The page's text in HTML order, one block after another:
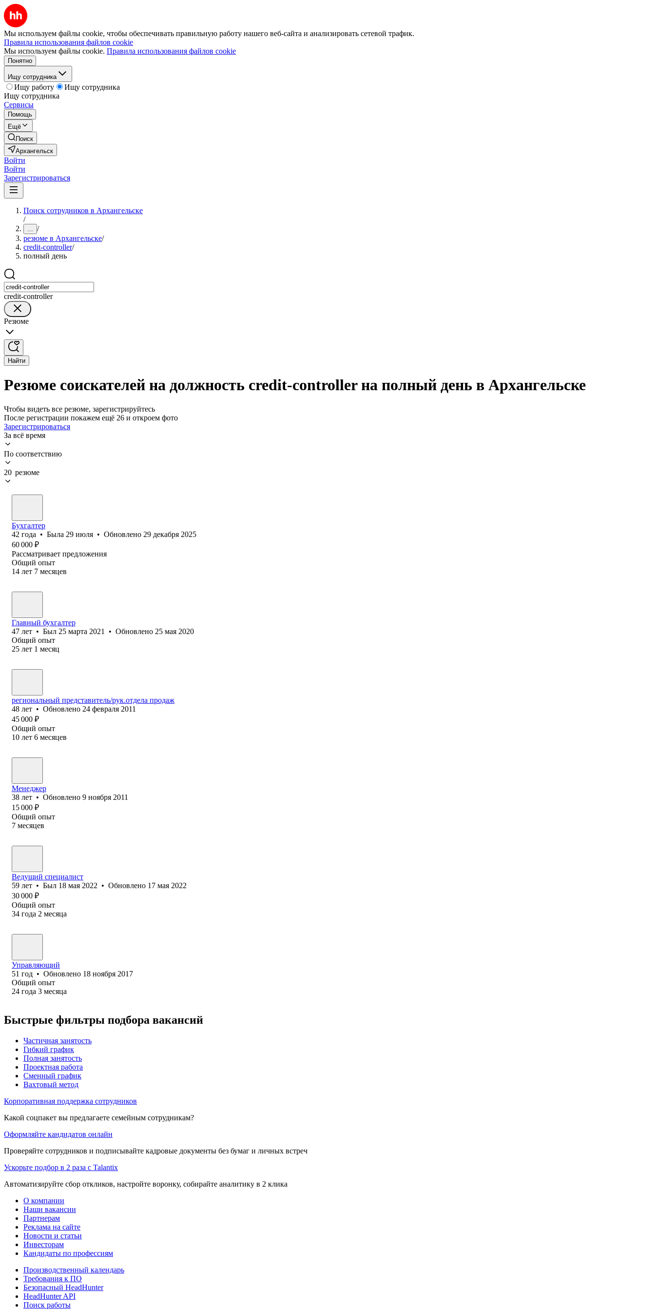
Мы используем файлы cookie, чтобы обеспечивать правильную работу нашего веб-сайта и анализировать сетевой трафик.
Правила использования файлов cookie
Мы используем файлы cookie. Правила использования файлов cookie
Понятно
Ищу сотрудника
Ищу работу
Ищу сотрудника
Ищу сотрудника
Сервисы
Помощь
Ещё
Поиск
Архангельск
Войти
Войти
Зарегистрироваться
Поиск сотрудников в Архангельске
/
... /
резюме в Архангельске/
credit-controller/
полный день
credit-controller
Резюме
Найти
Резюме соискателей на должность credit-controller на полный день в Архангельске
Чтобы видеть все резюме, зарегистрируйтесь
После регистрации покажем ещё 26 и откроем фото
Зарегистрироваться
За всё время
По соответствию
20 резюме
Бухгалтер
42 года • Была 29 июля • Обновлено 29 декабря 2025
60 000 ₽
Рассматривает предложения
Общий опыт
14 лет 7 месяцев
Главный бухгалтер
47 лет • Был 25 марта 2021 • Обновлено 25 мая 2020
Общий опыт
25 лет 1 месяц
региональный представитель/рук.отдела продаж
48 лет • Обновлено 24 февраля 2011
45 000 ₽
Общий опыт
10 лет 6 месяцев
Менеджер
38 лет • Обновлено 9 ноября 2011
15 000 ₽
Общий опыт
7 месяцев
Ведущий специалист
59 лет • Был 18 мая 2022 • Обновлено 17 мая 2022
30 000 ₽
Общий опыт
34 года 2 месяца
Управляющий
51 год • Обновлено 18 ноября 2017
Общий опыт
24 года 3 месяца
Быстрые фильтры подбора вакансий
Частичная занятость
Гибкий график
Полная занятость
Проектная работа
Сменный график
Вахтовый метод
Корпоративная поддержка сотрудников
Какой соцпакет вы предлагаете семейным сотрудникам?
Оформляйте кандидатов онлайн
Проверяйте сотрудников и подписывайте кадровые документы без бумаг и личных встреч
Ускорьте подбор в 2 раза с Talantix
Автоматизируйте сбор откликов, настройте воронку, собирайте аналитику в 2 клика
О компании
Наши вакансии
Партнерам
Реклама на сайте
Новости и статьи
Инвесторам
Кандидаты по профессиям
Производственный календарь
Требования к ПО
Безопасный HeadHunter
HeadHunter API
Поиск работы